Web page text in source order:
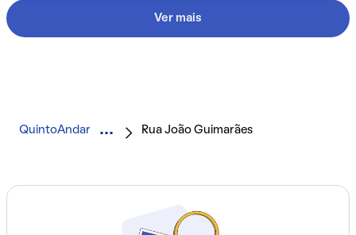
Ver mais
QuintoAndar Rua João Guimarães